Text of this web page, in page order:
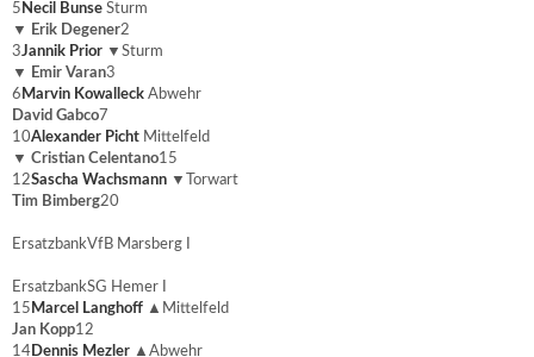
5 Necil Bunse Sturm
▼
Erik Degener2
3Jannik Prior ▼ Sturm
▼
Emir Varan3
6 Marvin Kowalleck Abwehr
David Gabco7
10Alexander Picht Mittelfeld
▼ Cristian Celentano15
12Sascha Wachsmann ▼
Torwart
Tim Bimberg20
ErsatzbankVfB Marsberg I
ErsatzbankSG Hemer I
15 Marcel Langhoff ▲ Mittelfeld
Jan Kopp12
14Dennis Mezler ▲ Abwehr